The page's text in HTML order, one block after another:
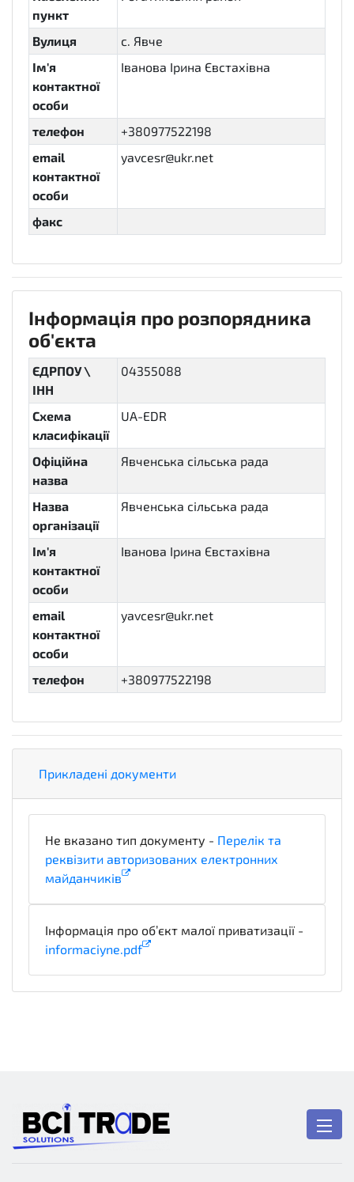
пункт
Вулиця
с. Явче
Ім'я
контактної
особи
Іванова Ірина Євстахівна
телефон
+380977522198
email
контактної
особи
yavcesr@ukr.net
факс
Інформація про розпорядника
об'єкта
ЄДРПОУ \
ІНН
04355088
Схема
класифікації
UA-EDR
Офіційна
назва
Явченська сільська рада
Назва
організації
Явченська сільська рада
Ім'я
контактної
особи
Іванова Ірина Євстахівна
email
контактної
особи
yavcesr@ukr.net
телефон +380977522198
Прикладені документи
Не вказано тип документу - Перелік та
реквізити авторизованих електронних
майданчиків
Інформація про об’єкт малої приватизації -
informaciyne.pdf